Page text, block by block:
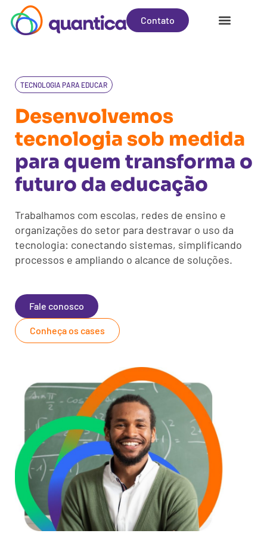
Contato
TECNOLOGIA PARA EDUCAR
Desenvolvemos
tecnologia sob medida
para quem transforma o
futuro da educação
Trabalhamos com escolas, redes de ensino e
organizações do setor para destravar o uso da
tecnologia: conectando sistemas, simplificando
processos e ampliando o alcance de soluções.
Fale conosco
Conheça os cases